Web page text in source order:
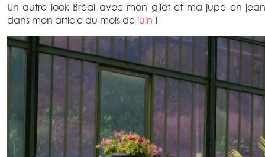
Un autre look Bréal avec mon gilet et ma jupe en
dans mon article du mois de juin !